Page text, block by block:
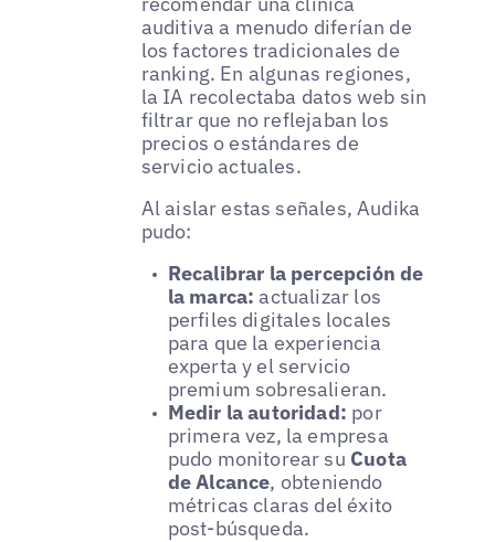
auditiva a menudo diferían de
los factores tradicionales de
ranking. En algunas regiones,
la IA recolectaba datos web sin
filtrar que no reflejaban los
precios o estándares de
servicio actuales.
Al aislar estas señales, Audika
pudo:
Recalibrar la percepción de
la marca: actualizar los
perfiles digitales locales
para que la experiencia
experta y el servicio
premium sobresalieran.
Medir la autoridad: por
primera vez, la empresa
pudo monitorear su Cuota
de Alcance, obteniendo
métricas claras del éxito
post-búsqueda.